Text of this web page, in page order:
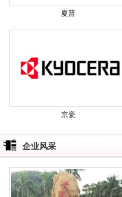
夏普
京瓷
企业风采